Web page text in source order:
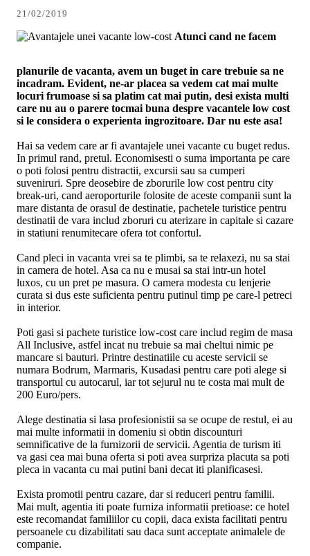
21/02/2019
Atunci cand ne facem
planurile de vacanta, avem un buget in care trebuie sa ne
incadram. Evident, ne-ar placea sa vedem cat mai multe
locuri frumoase si sa platim cat mai putin, desi exista multi
care nu au o parere tocmai buna despre vacantele low cost
si le considera o experienta ingrozitoare. Dar nu este asa!
Hai sa vedem care ar fi avantajele unei vacante cu buget redus.
In primul rand, pretul. Economisesti o suma importanta pe care
o poti folosi pentru distractii, excursii sau sa cumperi
suveniruri. Spre deosebire de zborurile low cost pentru city
break-uri, cand aeroporturile folosite de aceste companii sunt la
mare distanta de orasul de destinatie, pachetele turistice pentru
destinatii de vara includ zboruri cu aterizare in capitale si cazare
in statiuni renumitecare ofera tot confortul.
Cand pleci in vacanta vrei sa te plimbi, sa te relaxezi, nu sa stai
in camera de hotel. Asa ca nu e musai sa stai intr-un hotel
luxos, cu un pret pe masura. O camera modesta cu lenjerie
curata si dus este suficienta pentru putinul timp pe care-l petreci
in interior.
Poti gasi si pachete turistice low-cost care includ regim de masa
All Inclusive, astfel incat nu trebuie sa mai cheltui nimic pe
mancare si bauturi. Printre destinatiile cu aceste servicii se
numara Bodrum, Marmaris, Kusadasi pentru care poti alege si
transportul cu autocarul, iar tot sejurul nu te costa mai mult de
200 Euro/pers.
Alege destinatia si lasa profesionistii sa se ocupe de restul, ei au
mai multe informatii in domeniu si obtin discounturi
semnificative de la furnizorii de servicii. Agentia de turism iti
va gasi cea mai buna oferta si poti avea surpriza placuta sa poti
pleca in vacanta cu mai putini bani decat iti planificasesi.
Exista promotii pentru cazare, dar si reduceri pentru familii.
Mai mult, agentia iti poate furniza informatii pretioase: ce hotel
este recomandat familiilor cu copii, daca exista facilitati pentru
persoanele cu dizabilitati sau daca sunt acceptate animalele de
companie.